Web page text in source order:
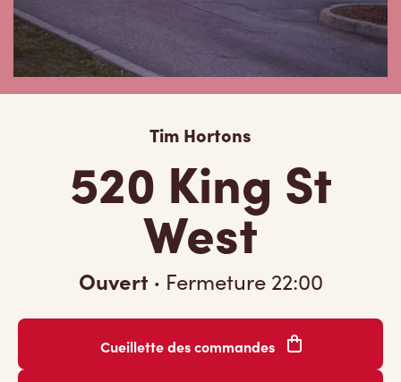
Tim Hortons
520 King St
West
Ouvert · Fermeture 22:00
Cueillette des commandes